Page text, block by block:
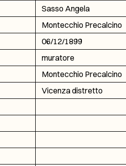
Sasso Angela
Montecchio Precalcino
06/12/1899
muratore
Montecchio Precalcino
Vicenza distretto